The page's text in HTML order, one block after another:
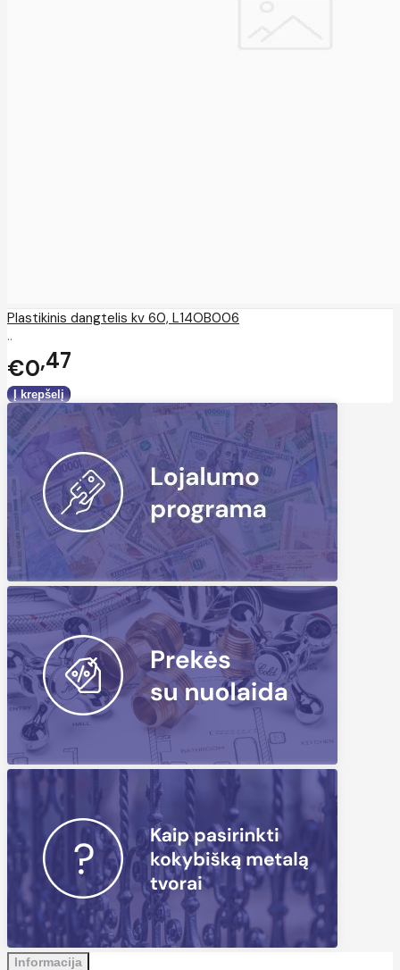
Plastikinis dangtelis kv 60, L14OB006
..
€0 47
Informacija